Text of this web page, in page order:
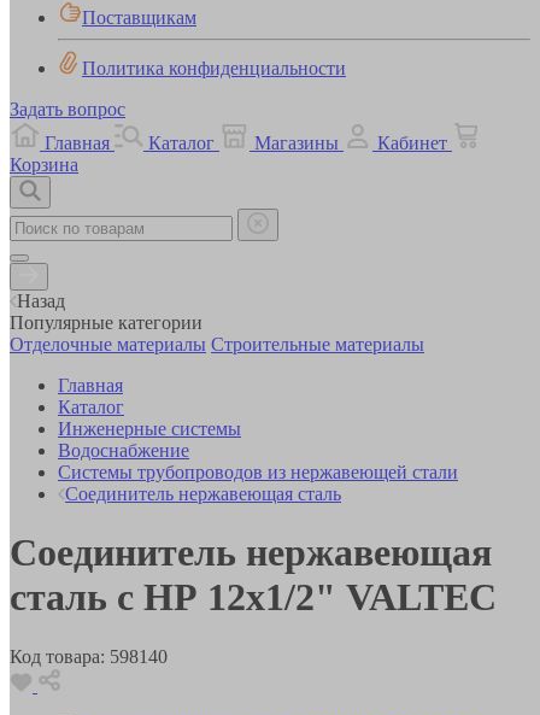
Поставщикам
Политика конфиденциальности
Задать вопрос
Главная
Каталог Магазины
Кабинет
Корзина
Назад
Популярные категории
Отделочные материалы Строительные материалы
Главная
Каталог
Инженерные системы
Водоснабжение
Системы трубопроводов из нержавеющей стали
Соединитель нержавеющая сталь
Соединитель нержавеющая
сталь с НР 12х1/2" VALTEC
Код товара: 598140